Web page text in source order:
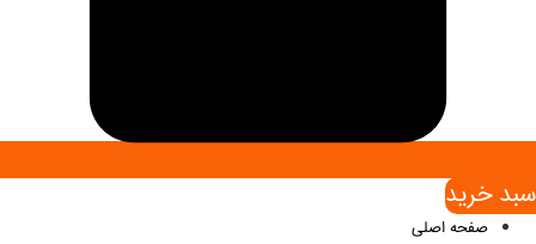
سبد خريد
صفحه اصلی